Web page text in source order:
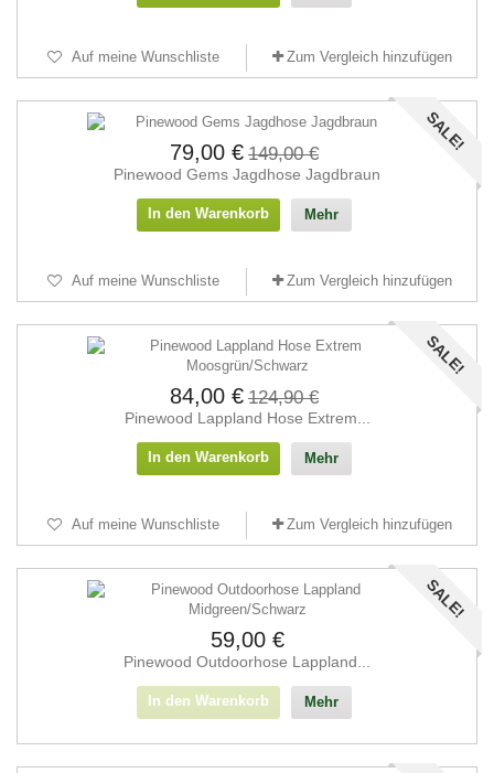
Auf meine Wunschliste Zum Vergleich hinzufügen
SALE!
79,00 € 149,00 €
Pinewood Gems Jagdhose Jagdbraun
In den Warenkorb Mehr
Auf meine Wunschliste Zum Vergleich hinzufügen
SALE!
84,00 € 124,90 €
Pinewood Lappland Hose Extrem...
In den Warenkorb Mehr
Auf meine Wunschliste Zum Vergleich hinzufügen
SALE!
59,00 €
Pinewood Outdoorhose Lappland...
In den Warenkorb Mehr